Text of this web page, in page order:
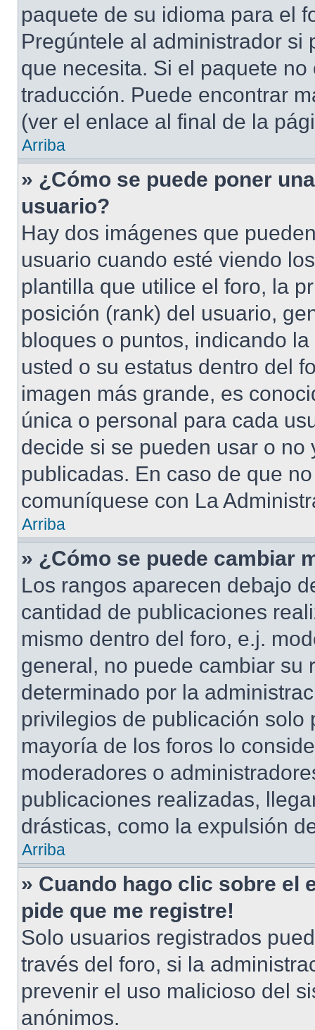
paquete de su idioma para el
Pregúntele al administrador si
que necesita. Si el paquete
traducción. Puede encontrar
(ver el enlace al final de la
Arriba
» ¿Cómo se puede poner
usuario?
Hay dos imágenes que
usuario cuando esté viendo
plantilla que utilice el foro, la
posición (rank) del usuario,
bloques o puntos, indicando
usted o su estatus dentro del
imagen más grande, es
única o personal para cada
decide si se pueden usar o
publicadas. En caso de que
comuníquese con La
Arriba
» ¿Cómo se puede cambiar
Los rangos aparecen debajo
cantidad de publicaciones
mismo dentro del foro, e.j.
general, no puede cambiar su
determinado por la
privilegios de publicación solo
mayoría de los foros lo
moderadores o
publicaciones realizadas,
drásticas, como la expulsión
Arriba
» Cuando hago clic sobre el
pide que me registre!
Solo usuarios registrados
través del foro, si la
prevenir el uso malicioso del
anónimos.